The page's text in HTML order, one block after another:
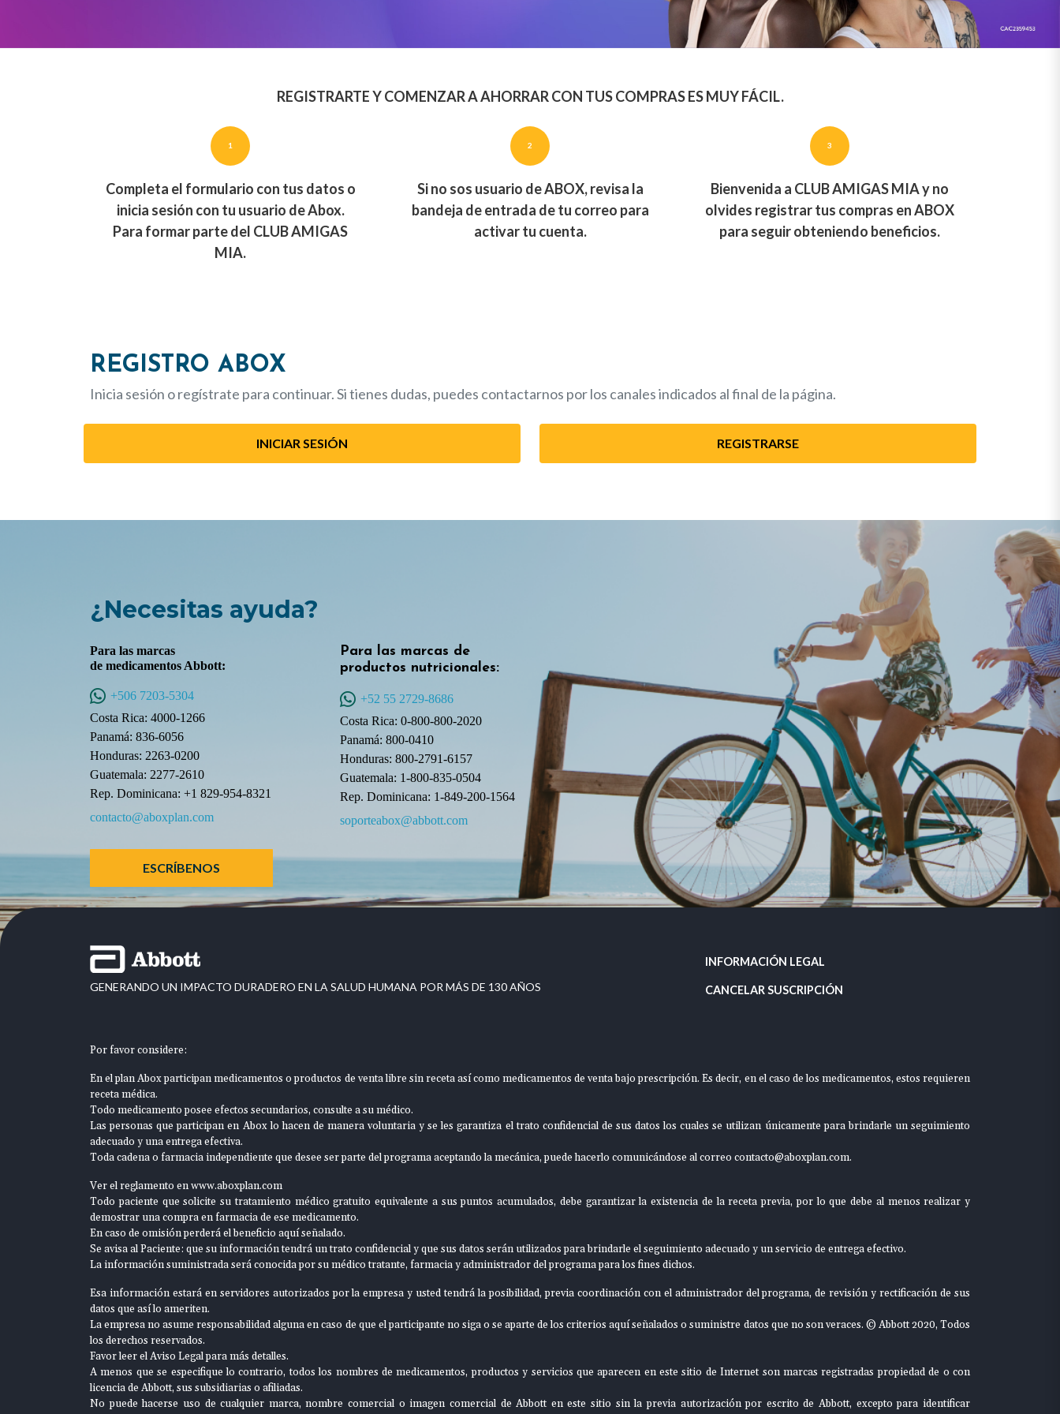
REGISTRARTE Y COMENZAR A AHORRAR CON TUS COMPRAS ES MUY FÁCIL.
1
Completa el formulario con tus datos o
inicia sesión con tu usuario de Abox.
Para formar parte del CLUB AMIGAS
MIA.
2
Si no sos usuario de ABOX, revisa la
bandeja de entrada de tu correo para
activar tu cuenta.
3
Bienvenida a CLUB AMIGAS MIA y no
olvides registrar tus compras en ABOX
para seguir obteniendo beneficios.
REGISTRO ABOX
Inicia sesión o regístrate para continuar. Si tienes dudas, puedes contactarnos por los canales indicados al final de la página.
INICIAR SESIÓN REGISTRARSE
¿Necesitas ayuda?
Para las marcas
de medicamentos Abbott:
+506 7203-5304
Costa Rica: 4000-1266
Panamá: 836-6056
Honduras: 2263-0200
Guatemala: 2277-2610
Rep. Dominicana: +1 829-954-8321
contacto@aboxplan.com
Para las marcas de
productos nutricionales:
+52 55 2729-8686
Costa Rica: 0-800-800-2020
Panamá: 800-0410
Honduras: 800-2791-6157
Guatemala: 1-800-835-0504
Rep. Dominicana: 1-849-200-1564
soporteabox@abbott.com
ESCRÍBENOS
GENERANDO UN IMPACTO DURADERO EN LA SALUD HUMANA POR MÁS DE 130 AÑOS
INFORMACIÓN LEGAL
CANCELAR SUSCRIPCIÓN
Por favor considere:
En el plan Abox participan medicamentos o productos de venta libre sin receta así como medicamentos de venta bajo prescripción. Es decir, en el caso de los medicamentos, estos requieren
receta médica.
Todo medicamento posee efectos secundarios, consulte a su médico.
Las personas que participan en Abox lo hacen de manera voluntaria y se les garantiza el trato confidencial de sus datos los cuales se utilizan únicamente para brindarle un seguimiento
adecuado y una entrega efectiva.
Toda cadena o farmacia independiente que desee ser parte del programa aceptando la mecánica, puede hacerlo comunicándose al correo contacto@aboxplan.com.
Ver el reglamento enwww.aboxplan.com
Todo paciente que solicite su tratamiento médico gratuito equivalente a sus puntos acumulados, debe garantizar la existencia de la receta previa, por lo que debe al menos realizar y
demostrar una compra en farmacia de ese medicamento.
En caso de omisión perderá el beneficio aquí señalado.
Se avisa al Paciente: que su información tendrá un trato confidencial y que sus datos serán utilizados para brindarle el seguimiento adecuado y un servicio de entrega efectivo.
La información suministrada será conocida por su médico tratante, farmacia y administrador del programa para los fines dichos.
Esa información estará en servidores autorizados por la empresa y usted tendrá la posibilidad, previa coordinación con el administrador del programa, de revisión y rectificación de sus
datos que así lo ameriten.
La empresa no asume responsabilidad alguna en caso de que el participante no siga o se aparte de los criterios aquí señalados o suministre datos que no son veraces. © Abbott 2020, Todos
los derechos reservados.
Favor leer el Aviso Legal para más detalles.
A menos que se especifique lo contrario, todos los nombres de medicamentos, productos y servicios que aparecen en este sitio de Internet son marcas registradas propiedad de o con
licencia de Abbott, sus subsidiarias o afiliadas.
No puede hacerse uso de cualquier marca, nombre comercial o imagen comercial de Abbott en este sitio sin la previa autorización por escrito de Abbott, excepto para identificar